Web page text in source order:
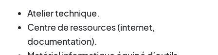
Atelier technique.
Centre de ressources (internet,
documentation).